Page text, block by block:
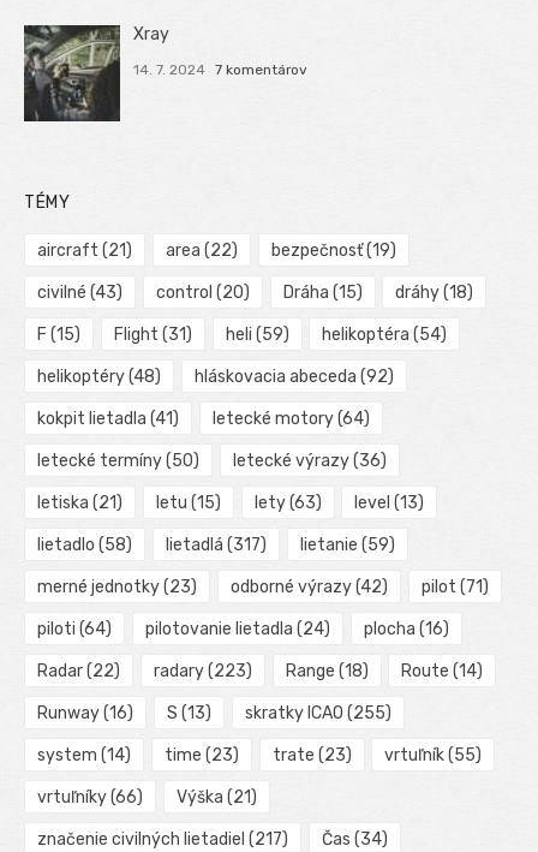
Xray
14. 7. 2024 7 komentárov
TÉMY
aircraft (21) area (22) bezpečnosť(19)
civilné (43) control (20) Dráha (15) dráhy(18)
F (15) Flight (31) heli (59) helikoptéra (54)
helikoptéry(48) hláskovacia abeceda (92)
kokpit lietadla (41) letecké motory(64)
letecké termíny(50) letecké výrazy(36)
letiska (21) letu (15) lety(63) level (13)
lietadlo (58) lietadlá (317) lietanie (59)
merné jednotky(23) odborné výrazy(42) pilot (71)
piloti (64) pilotovanie lietadla (24) plocha (16)
Radar(22) radary(223) Range (18) Route (14)
Runway(16) S (13) skratky ICAO (255)
system (14) time (23) trate (23) vrtuľník(55)
vrtuľníky(66) Výška (21)
značenie civilných lietadiel (217) Čas (34)